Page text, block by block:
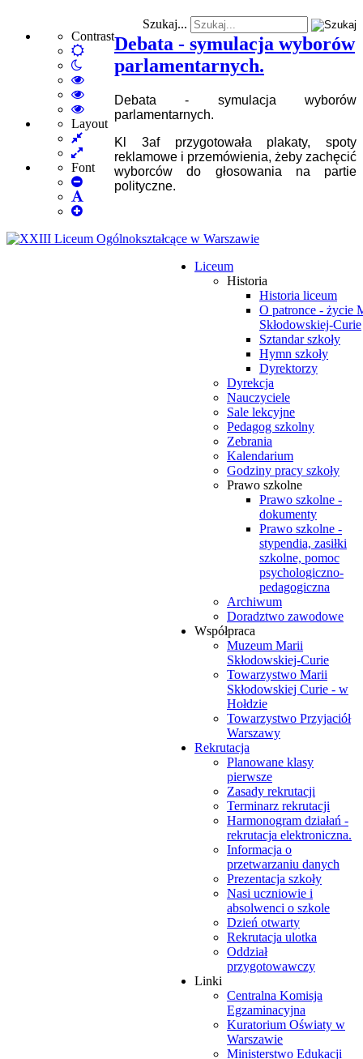
Contrast
Default
mode
High
Contrast
Black
White
High
Contrast
Black
Yellow
High
Contrast
Yellow
mode
Layout
Fixed
layout
Wide
layout
Font
Set
Smaller
Font
Set
Font
Szukaj...
Liceum
Historia
Historia liceum
O patronce - życie
Skłodowskiej-Curie
Sztandar szkoły
Hymn szkoły
Dyrektorzy
Dyrekcja
Nauczyciele
Sale lekcyjne
Pedagog szkolny
Zebrania
Kalendarium
Godziny pracy szkoły
Prawo szkolne
Prawo szkolne -
dokumenty
Prawo szkolne -
stypendia, zasiłki
szkolne, pomoc
psychologiczno-
pedagogiczna
Archiwum
Doradztwo zawodowe
Współpraca
Muzeum Marii
Skłodowskiej-Curie
Towarzystwo Marii
Skłodowskiej Curie - w
Hołdzie
Towarzystwo Przyjaciół
Warszawy
Rekrutacja
Planowane klasy
pierwsze
Zasady rekrutacji
Terminarz rekrutacji
Harmonogram działań -
rekrutacja elektroniczna.
Informacja o
przetwarzaniu danych
Prezentacja szkoły
Nasi uczniowie i
absolwenci o szkole
Dzień otwarty
Rekrutacja ulotka
Oddział
przygotowawczy
Linki
Centralna Komisja
Egzaminacyjna
Kuratorium Oświaty w
Warszawie
Ministerstwo Edukacji
Debata - symulacja wyborów
parlamentarnych.
Debata - symulacja wyborów
parlamentarnych.
Kl 3af przygotowała plakaty, spoty
reklamowe i przemówienia, żeby zachęcić
wyborców do głosowania na partie
polityczne.